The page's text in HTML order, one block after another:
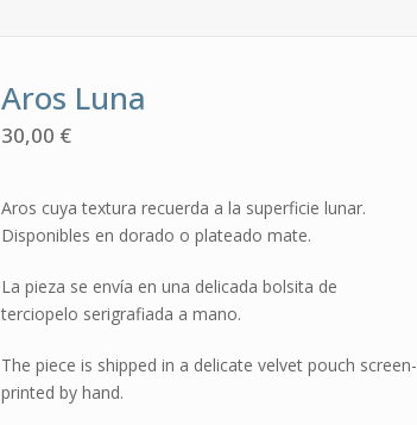
Aros Luna
30,00 €
Aros cuya textura recuerda a la superficie lunar.
Disponibles en dorado o plateado mate.
La pieza se envía en una delicada bolsita de
terciopelo serigrafiada a mano.
The piece is shipped in a delicate velvet pouch screen-
printed by hand.